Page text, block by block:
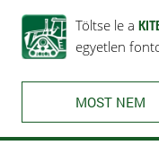
Töltse le a
egyetlen
MOST NEM
Rólunk Ajánlataink Karrier